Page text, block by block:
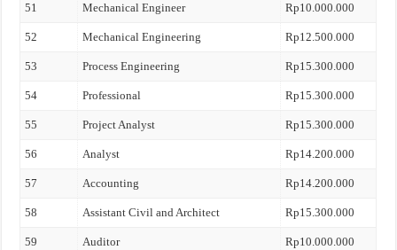
51 Mechanical Engineer Rp10.000.000
52 Mechanical Engineering Rp12.500.000
53 Process Engineering Rp15.300.000
54 Professional Rp15.300.000
55 Project Analyst Rp15.300.000
56 Analyst Rp14.200.000
57 Accounting Rp14.200.000
58 Assistant Civil and Architect Rp15.300.000
59 Auditor Rp10.000.000